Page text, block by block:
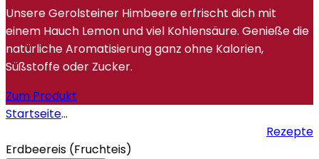
Unsere Gerolsteiner Himbeere erfrischt dich mit
einem Hauch Lemon und viel Kohlensäure. Genieße die
natürliche Aromatisierung ganz ohne Kalorien,
Süßstoffe oder Zucker.
Zum Produkt
Startseite...
Rezepte
Erdbeereis (Fruchteis)